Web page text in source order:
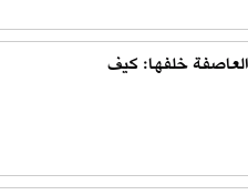
خلفها: كيف